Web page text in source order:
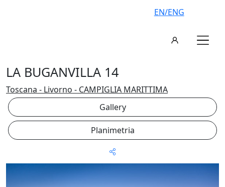
EN/ENG
LA BUGANVILLA 14
Toscana - Livorno - CAMPIGLIA MARITTIMA
Gallery
Planimetria